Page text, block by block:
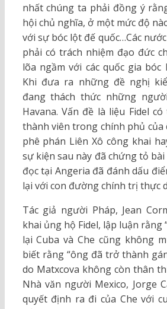
nhất chúng ta phải đồng ý
hội chủ nghĩa, ở một mức độ
với sự bóc lột đế quốc…Các
phải có trách nhiệm đạo đức
lõa ngầm với các quốc gia bóc
Khi đưa ra những đề nghị
đang thách thức những
Havana. Vấn đề là liệu Fidel
thành viên trong chính phủ
phê phán Liên Xô công khai
sự kiện sau này đã chứng tỏ bài
đọc tại Angeria đã đánh dấu
lại với con đường chính trị thực
Tác giả người Pháp, Jean
khai ủng hộ Fidel, lập luận rằng
lại Cuba và Che cũng không
biết rằng “ông đã trở thành
do Matxcova không còn thân
Nhà văn người Mexico, Jorge
quyết định ra đi của Che với